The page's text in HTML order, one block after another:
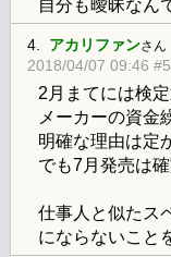
自分も曖昧なん
4. アカリファンさん
2018/04/07 09:46
2月まてには検
メーカーの資金
明確な理由は定
でも7月発売は
仕事人と似たス
にならないこと